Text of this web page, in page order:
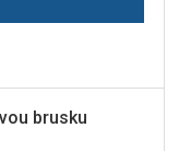
brusku